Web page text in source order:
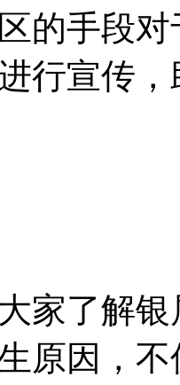
的手段
行宣传
家了解
原因，